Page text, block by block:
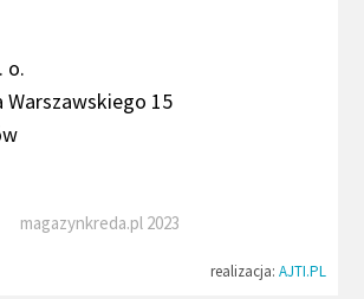
o.
Warszawskiego 15
magazynkreda.pl 2023
realizacja: AJTI.PL